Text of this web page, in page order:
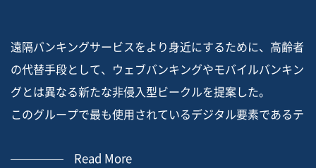
遠隔バンキングサービスをより身近にするために、高齢者
の代替手段として、ウェブバンキングやモバイルバンキン
グとは異なる新たな非侵入型ビークルを提案した。
このグループで最も使用されているデジタル要素であるテ
続し、リモコンとテレビ画面を介して簡単な方法でパーソ
Read More